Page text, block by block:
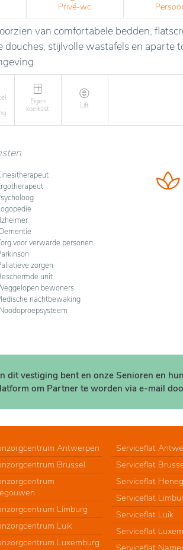
Privé-wc
van comfortabele bedden,
douches, stijlvolle wastafels en aparte
Eigen
koelkast
Lift
voor verwarde personen
zorgen
unit
bewoners
nachtbewaking
dit vestiging bent en onze Senioren en
om Partner te worden via e-mail
Antwerpen
Brussel
Limburg
Luik
Luxemburg
Serviceflat
Serviceflat
Serviceflat
Serviceflat
Serviceflat Luik
Serviceflat
Serviceflat